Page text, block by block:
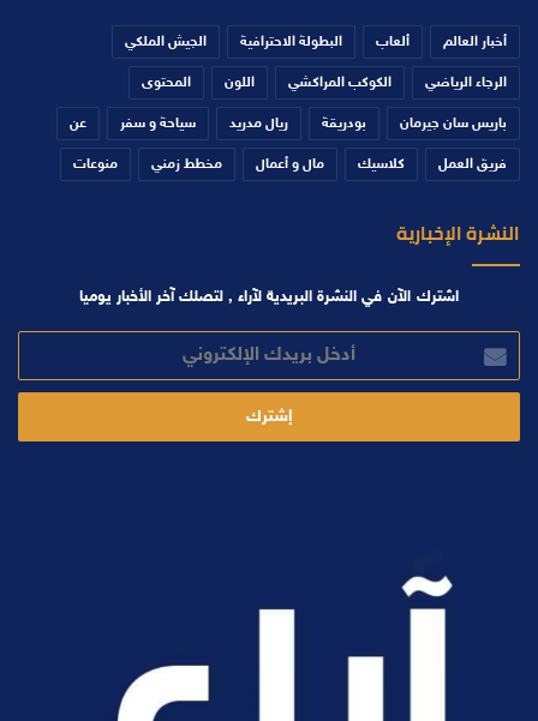
أخبار العالم ألعاب البطولة الاحترافية الجيش الملكي
الرجاء الرياضي الكوكب المراكشي اللون المحتوى
باريس سان جيرمان بودريقة ريال مدريد سياحة و سفر عن
فريق العمل كلاسيك مال و أعمال مخطط زمني منوعات
النشرة الإخبارية
اشترك الآن في النشرة البريدية لآراء , لتصلك آخر الأخبار يوميا
بريدك
الإلكتروني